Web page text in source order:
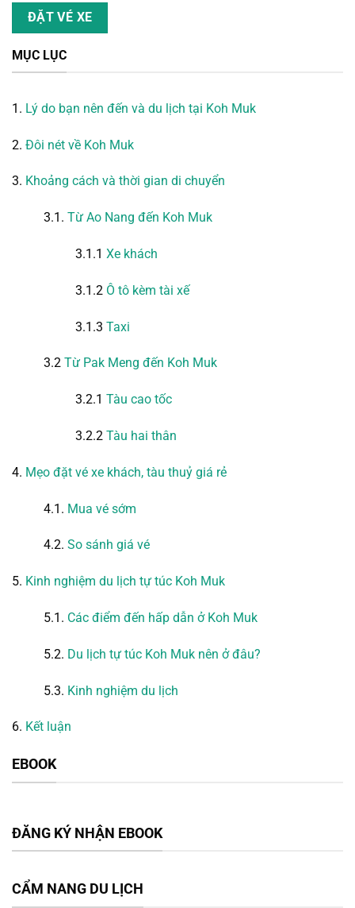
ĐẶT VÉ XE
MỤC LỤC
1. Lý do bạn nên đến và du lịch tại Koh Muk
2. Đôi nét về Koh Muk
3. Khoảng cách và thời gian di chuyển
3.1. Từ Ao Nang đến Koh Muk
3.1.1 Xe khách
3.1.2 Ô tô kèm tài xế
3.1.3 Taxi
3.2 Từ Pak Meng đến Koh Muk
3.2.1 Tàu cao tốc
3.2.2 Tàu hai thân
4. Mẹo đặt vé xe khách, tàu thuỷ giá rẻ
4.1. Mua vé sớm
4.2. So sánh giá vé
5. Kinh nghiệm du lịch tự túc Koh Muk
5.1. Các điểm đến hấp dẫn ở Koh Muk
5.2. Du lịch tự túc Koh Muk nên ở đâu?
5.3. Kinh nghiệm du lịch
6. Kết luận
EBOOK
ĐĂNG KÝ NHẬN EBOOK
CẨM NANG DU LỊCH